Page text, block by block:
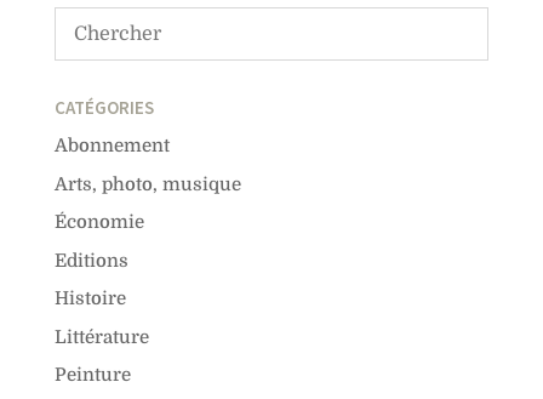
CATÉGORIES
Abonnement
Arts, photo, musique
Économie
Editions
Histoire
Littérature
Peinture